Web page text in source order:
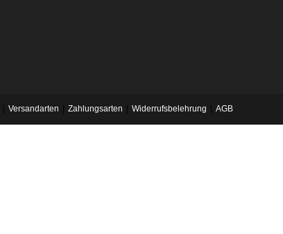
Versandarten Zahlungsarten Widerrufsbelehrung AGB